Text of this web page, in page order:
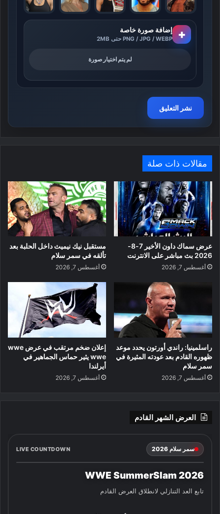
+ إضافة صورة خاصة
PNG / JPG / WEBP حتى 2MB
لم يتم اختيار صورة
مقالات ذات صلة
عرض سماك داون الأخير 7-8-
2026 بث مباشر على الانترنت
أغسطس 7, 2026
مستقبل نيك نيميث داخل الحلبة بعد
تألقه في سمر سلام
أغسطس 7, 2026
راسلمينيا: راندي أورتون يحدد موعد
ظهوره القادم بعد عودته المثيرة في
سمر سلام
أغسطس 7, 2026
إعلان ضخم مرتقب في عرض wwe
wwe يثير حماس الجماهير في
أيرلندا
أغسطس 7, 2026
العرض الشهر القادم
سمر سلام 2026 LIVE COUNTDOWN
WWE SummerSlam 2026
تابع العد التنازلي لانطلاق العرض القادم